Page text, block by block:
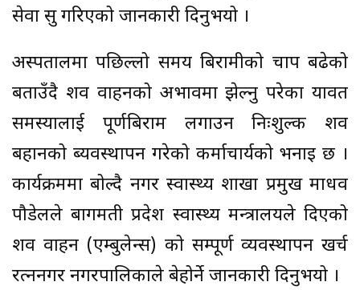
सेवा सुरु गरिएको जानकारी दिनुभयो ।
अस्पतालमा पछिल्लो समय बिरामीको चाप बढेको
बताउँदै शव वाहनको अभावमा झेल्नु परेका यावत
समस्यालाई पूर्णबिराम लगाउन निःशुल्क शव
बहानको ब्यवस्थापन गरेको कर्माचार्यको भनाइ छ ।
कार्यक्रममा बोल्दै नगर स्वास्थ्य शाखा प्रमुख माधव
पौडेलले बागमती प्रदेश स्वास्थ्य मन्त्रालयले दिएको
शव वाहन (एम्बुलेन्स) को सम्पूर्ण व्यवस्थापन खर्च
रत्ननगर नगरपालिकाले बेहोर्ने जानकारी दिनुभयो ।